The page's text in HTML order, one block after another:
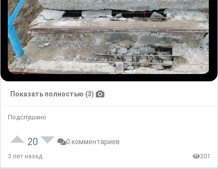
Показать полностью (3)
Подслушано
20 0 комментариев
3 лет назад 201